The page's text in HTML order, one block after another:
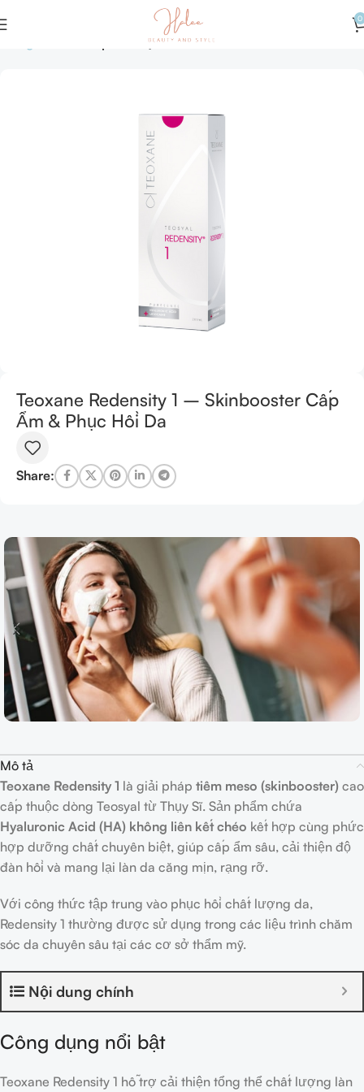
0
Chưa phân loại
Teoxane Redensity 1 – Skinbooster Cấp
Ẩm & Phục Hồi Da
Share:
Mô tả
Teoxane Redensity 1 là giải pháp tiêm meso (skinbooster) cao
cấp thuộc dòng Teosyal từ Thụy Sĩ. Sản phẩm chứa
Hyaluronic Acid (HA) không liên kết chéo kết hợp cùng phức
hợp dưỡng chất chuyên biệt, giúp cấp ẩm sâu, cải thiện độ
đàn hồi và mang lại làn da căng mịn, rạng rỡ.
Với công thức tập trung vào phục hồi chất lượng da,
Redensity 1 thường được sử dụng trong các liệu trình chăm
sóc da chuyên sâu tại các cơ sở thẩm mỹ.
Nội dung chính
Công dụng nổi bật
Teoxane Redensity 1 hỗ trợ cải thiện tổng thể chất lượng làn